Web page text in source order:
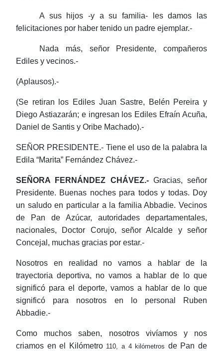
A sus hijos -y a su familia- les damos las
felicitaciones por haber tenido un padre ejemplar.-
Nada más, señor Presidente, compañeros
Ediles y vecinos.-
(Aplausos).-
(Se retiran los Ediles Juan Sastre, Belén Pereira y
Diego Astiazarán; e ingresan los Ediles Efraín Acuña,
Daniel de Santis y Oribe Machado).-
SEÑOR PRESIDENTE.- Tiene el uso de la palabra la
Edila “Marita” Fernández Chávez.-
SEÑORA FERNÁNDEZ CHÁVEZ.-Gracias, señor
Presidente. Buenas noches para todos y todas. Doy
un saludo en particular a la familia Abbadie. Vecinos
de Pan de Azúcar, autoridades departamentales,
nacionales, Doctor Corujo, señor Alcalde y señor
Concejal, muchas gracias por estar.-
Nosotros en realidad no vamos a hablar de la
trayectoria deportiva, no vamos a hablar de lo que
significó para el deporte, vamos a hablar de lo que
significó para nosotros en lo personal Ruben
Abbadie.-
Como muchos saben, nosotros vivíamos y nos
criamos en el Kilómetro 110, a 4 kilómetros de Pan de